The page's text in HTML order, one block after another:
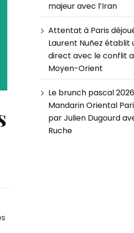
majeur avec l’Iran
Attentat à Paris
Laurent Nuñez établit
direct avec le conflit
Moyen-Orient
Le brunch pascal
Mandarin Oriental
par Julien Dugourd
Ruche